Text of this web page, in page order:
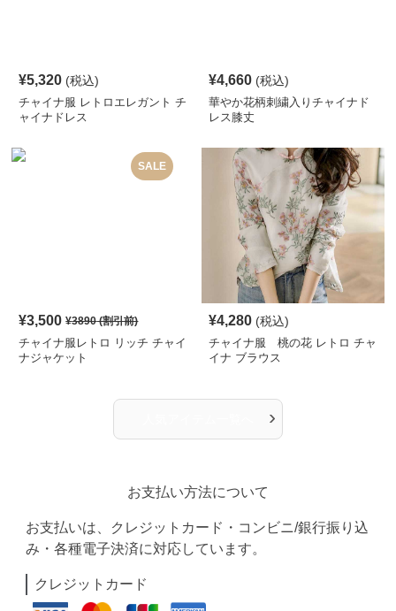
¥5,320 (税込)
チャイナ服 レトロエレガント チ
ャイナドレス
¥4,660 (税込)
華やか花柄刺繍入りチャイナド
レス膝丈
SALE
¥3,500 ¥3890(割引前)
チャイナ服レトロ リッチ チャイ
ナジャケット
¥4,280 (税込)
チャイナ服 桃の花 レトロ チャ
イナ ブラウス
›
お支払い方法について
お支払いは、クレジットカード・コンビニ/銀行振り込
み・各種電子決済に対応しています。
クレジットカード